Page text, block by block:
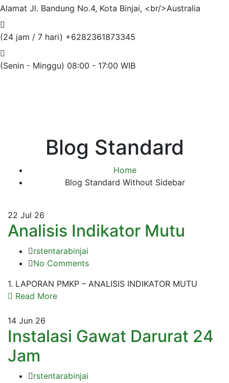
Alamat Jl. Bandung No.4, Kota Binjai, <br/>Australia
(24 jam / 7 hari) +6282361873345
(Senin - Minggu) 08:00 - 17:00 WIB
Blog Standard
Home
Blog Standard Without Sidebar
22 Jul 26
Analisis Indikator Mutu
rstentarabinjai
No Comments
1. LAPORAN PMKP – ANALISIS INDIKATOR MUTU
Read More
14 Jun 26
Instalasi Gawat Darurat 24
Jam
rstentarabinjai